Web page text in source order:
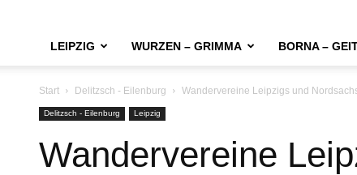
LEIPZIG WURZEN – GRIMMA BORNA –
Start Delitzsch - Eilenburg Wandervereine Leipzigs und
Delitzsch - Eilenburg Leipzig
Wandervereine